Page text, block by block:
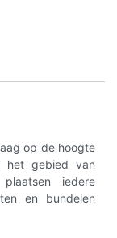
op de hoogte
het gebied van
iedere
en bundelen